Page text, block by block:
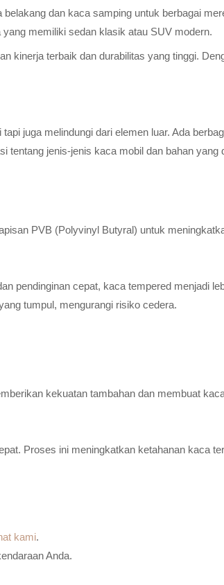
belakang dan kaca samping untuk berbagai
memiliki sedan klasik atau SUV modern.
kinerja terbaik dan durabilitas yang tinggi.
juga melindungi dari elemen luar. Ada
tentang jenis-jenis kaca mobil dan bahan yang
PVB (Polyvinyl Butyral) untuk
pendinginan cepat, kaca tempered menjadi
tumpul, mengurangi risiko cedera.
kekuatan tambahan dan membuat
Proses ini meningkatkan ketahanan kaca
kami.
Anda.